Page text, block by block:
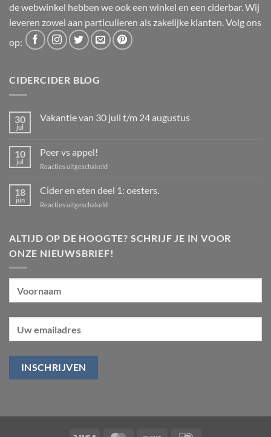
de webwinkel hebben we ook een winkel en een ciderbar. Wij
leveren zowel aan particulieren als zakelijke klanten. Volg ons
op:
CIDERCIDER BLOG
30
jul
Vakantie van 30 juli t/m 24 augustus
Vakantie
30
24
augustus
10
jul
Peer vs appel!
Reacties uitgeschakeldvoor
vs
appel!
18
jun
Cider en eten deel 1: oesters.
Reacties uitgeschakeldvoor
eten
1:
ALTIJD OP DE HOOGTE? SCHRIJF JE IN VOOR
ONZE NIEUWSBRIEF!